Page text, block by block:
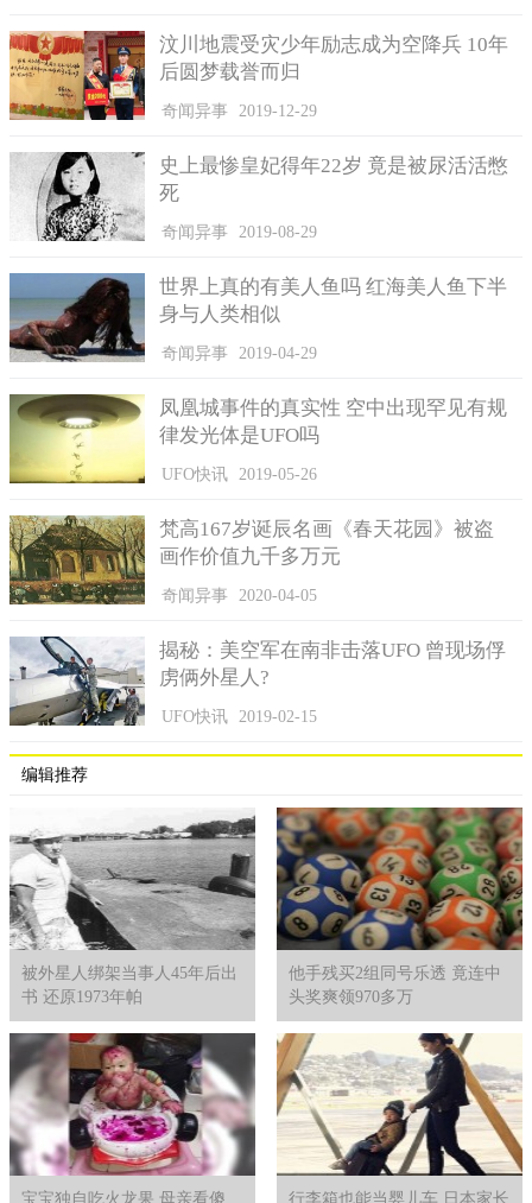
汉武帝（示意图）
王兴服用菖蒲长生的传说，直到唐朝时都还盛传，唐朝李白
《嵩山采菖蒲者》的诗中，就宛如重现当时场景，神仙多古貌，
双耳下垂肩。嵩岳逢汉武，疑是九疑仙。我来采菖蒲，服食可延
年。言终忽不见，灭影入云烟。喻帝竟莫悟，终归茂陵田。
菖蒲（示意图）
汶川地震受灾少年励志成为空降兵 10年
后圆梦载誉而归
奇闻异事 2019-12-29
史上最惨皇妃得年22岁 竟是被尿活活憋
死
奇闻异事 2019-08-29
世界上真的有美人鱼吗 红海美人鱼下半
身与人类相似
奇闻异事 2019-04-29
凤凰城事件的真实性 空中出现罕见有规
律发光体是UFO吗
UFO快讯 2019-05-26
梵高167岁诞辰名画《春天花园》被盗
画作价值九千多万元
奇闻异事 2020-04-05
揭秘：美空军在南非击落UFO 曾现场俘
虏俩外星人?
UFO快讯 2019-02-15
编辑推荐
被外星人绑架当事人45年后出
书 还原1973年帕
他手残买2组同号乐透 竟连中
头奖爽领970多万
宝宝独自吃火龙果 母亲看傻 行李箱也能当婴儿车 日本家长